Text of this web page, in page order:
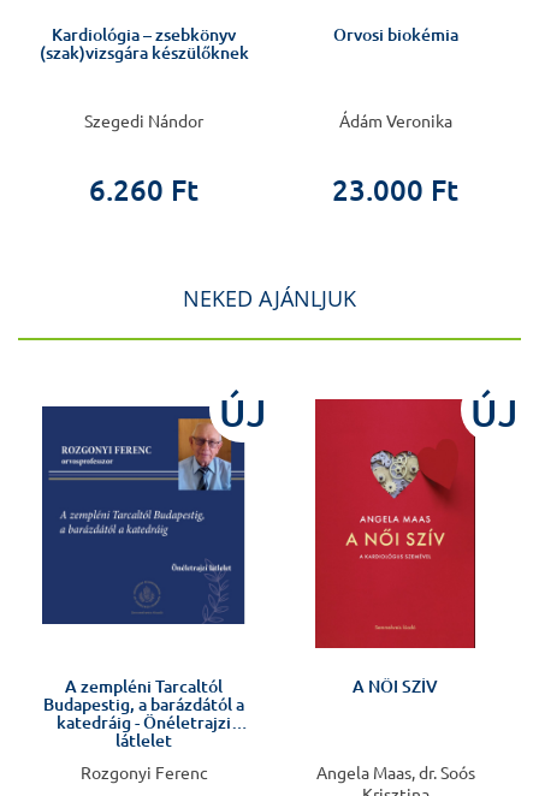
Kardiológia – zsebkönyv
(szak)vizsgára készülőknek
Szegedi Nándor
6.260 Ft
Orvosi biokémia
Ádám Veronika
23.000 Ft
NEKED AJÁNLJUK
ÚJ
A zempléni Tarcaltól
Budapestig, a barázdától a
katedráig - Önéletrajzi
látlelet
Rozgonyi Ferenc
ÚJ
A NŐI SZÍV
Angela Maas, dr. Soós